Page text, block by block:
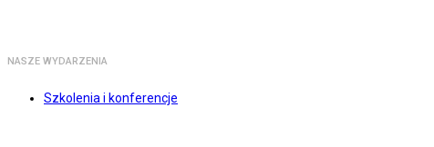
NASZE WYDARZENIA
Szkolenia i konferencje